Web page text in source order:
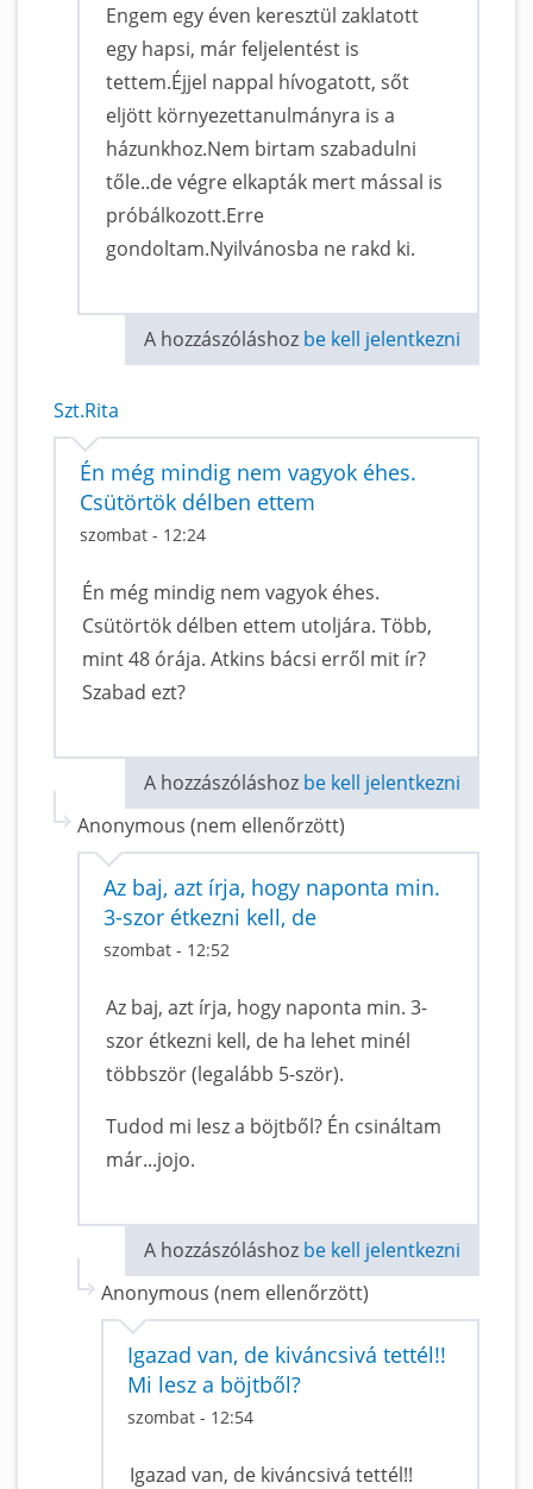
Engem egy éven keresztül zaklatott
egy hapsi, már feljelentést is
tettem.Éjjel nappal hívogatott, sőt
eljött környezettanulmányra is a
házunkhoz.Nem birtam szabadulni
tőle..de végre elkapták mert mással is
próbálkozott.Erre
gondoltam.Nyilvánosba ne rakd ki.
A hozzászóláshoz be kell jelentkezni
Szt.Rita
Én még mindig nem vagyok éhes.
Csütörtök délben ettem
szombat - 12:24
Én még mindig nem vagyok éhes.
Csütörtök délben ettem utoljára. Több,
mint 48 órája. Atkins bácsi erről mit ír?
Szabad ezt?
A hozzászóláshoz be kell jelentkezni
Anonymous (nem ellenőrzött)
Az baj, azt írja, hogy naponta min.
3-szor étkezni kell, de
szombat - 12:52
Az baj, azt írja, hogy naponta min. 3-
szor étkezni kell, de ha lehet minél
többször (legalább 5-ször).
Tudod mi lesz a böjtből? Én csináltam
már...jojo.
A hozzászóláshoz be kell jelentkezni
Anonymous (nem ellenőrzött)
Igazad van, de kiváncsivá tettél!!
Mi lesz a böjtből?
szombat - 12:54
Igazad van, de kiváncsivá tettél!!